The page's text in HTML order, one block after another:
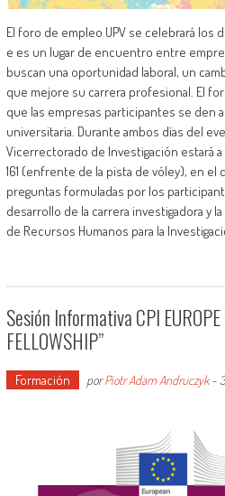
El foro de empleo UPV se celebrará los
e es un lugar de encuentro entre
buscan una oportunidad laboral, un
que mejore su carrera profesional. El
que las empresas participantes se den
universitaria. Durante ambos días del
Vicerrectorado de Investigación estará
161 (enfrente de la pista de vóley), en el
preguntas formuladas por los
desarrollo de la carrera investigadora y
de Recursos Humanos para la
Sesión Informativa CPI
FELLOWSHIP”
Formación porPiotr Adam Andruczyk-